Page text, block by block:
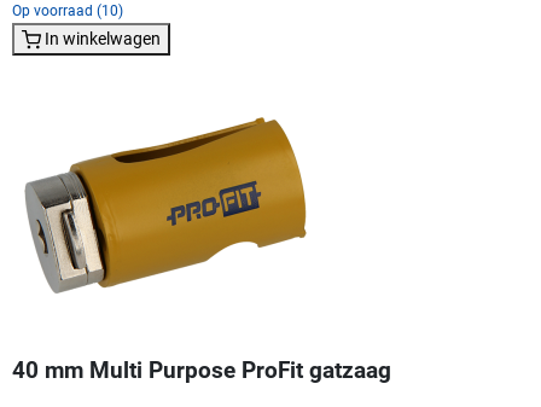
Op voorraad (10)
In winkelwagen
40 mm Multi Purpose ProFit gatzaag